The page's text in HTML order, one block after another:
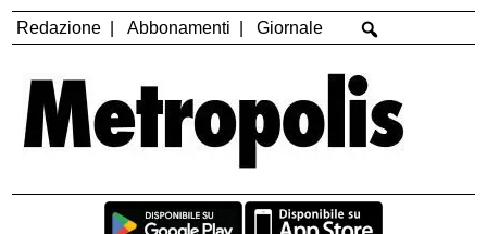
Redazione Abbonamenti Giornale